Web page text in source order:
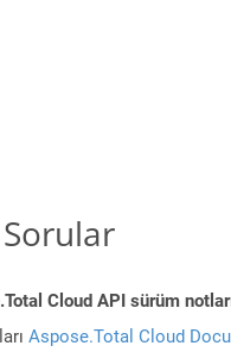
Cloud API sürüm
Aspose.Total Cloud